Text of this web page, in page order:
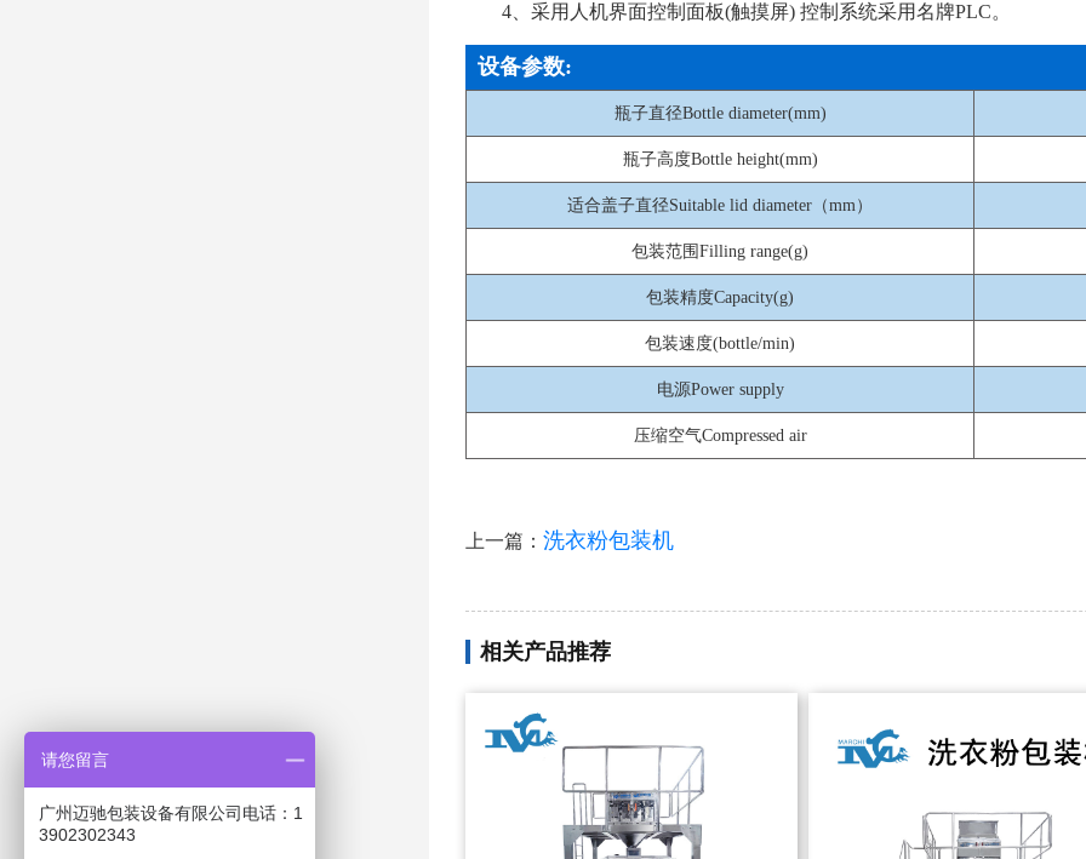
4、采用人机界面控制面板(触摸屏) 控制系统采用名牌PLC。
设备参数:
瓶子直径Bottle diameter(mm)
瓶子高度Bottle height(mm)
适合盖子直径Suitable lid diameter（mm）
包装范围Filling range(g)
包装精度Capacity(g)
包装速度(bottle/min)
电源Power supply
压缩空气Compressed air
上一篇： 洗衣粉包装机
相关产品推荐
请您留言
广州迈驰包装设备有限公司电话：1
3902302343